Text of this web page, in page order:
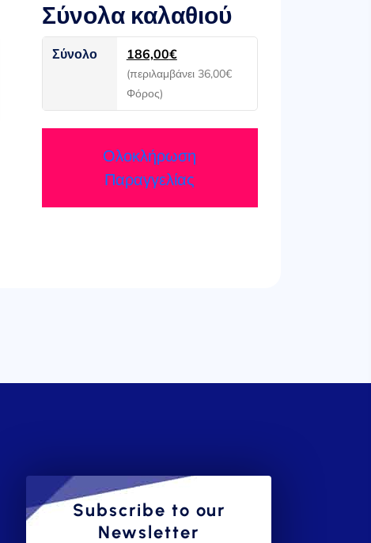
Σύνολα καλαθιού
Σύνολο 186,00€
(περιλαμβάνει 36,00€
Φόρος)
Ολοκλήρωση
Παραγγελίας
Subscribe to our
Newsletter